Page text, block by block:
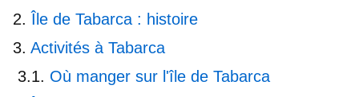
Île de Tabarca : histoire
Activités à Tabarca
Où manger sur l'île de Tabarca